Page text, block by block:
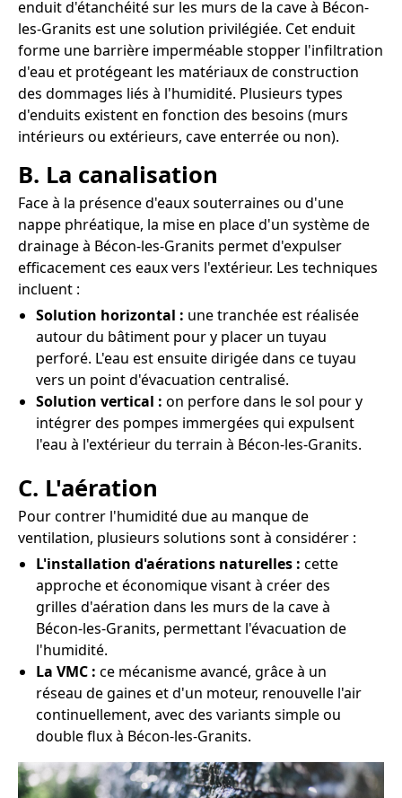
enduit d'étanchéité sur les murs de la cave à Bécon-
les-Granits est une solution privilégiée. Cet enduit
forme une barrière imperméable stopper l'infiltration
d'eau et protégeant les matériaux de construction
des dommages liés à l'humidité. Plusieurs types
d'enduits existent en fonction des besoins (murs
intérieurs ou extérieurs, cave enterrée ou non).
B. La canalisation
Face à la présence d'eaux souterraines ou d'une
nappe phréatique, la mise en place d'un système de
drainage à Bécon-les-Granits permet d'expulser
efficacement ces eaux vers l'extérieur. Les techniques
incluent :
Solution horizontal : une tranchée est réalisée
autour du bâtiment pour y placer un tuyau
perforé. L'eau est ensuite dirigée dans ce tuyau
vers un point d'évacuation centralisé.
Solution vertical : on perfore dans le sol pour y
intégrer des pompes immergées qui expulsent
l'eau à l'extérieur du terrain à Bécon-les-Granits.
C. L'aération
Pour contrer l'humidité due au manque de
ventilation, plusieurs solutions sont à considérer :
L'installation d'aérations naturelles : cette
approche et économique visant à créer des
grilles d'aération dans les murs de la cave à
Bécon-les-Granits, permettant l'évacuation de
l'humidité.
La VMC : ce mécanisme avancé, grâce à un
réseau de gaines et d'un moteur, renouvelle l'air
continuellement, avec des variants simple ou
double flux à Bécon-les-Granits.